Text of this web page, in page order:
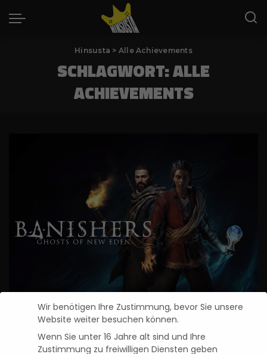
Hinsusta > Alle Achievements
SCHLAGWORT:ALLE
ACHIEVEMENTS
Banishers: Ghosts of New Eden
Trophäen Leitfaden
Wir benötigen Ihre Zustimmung, bevor Sie unsere
Website weiter besuchen können.
Wenn Sie unter 16 Jahre alt sind und Ihre
Zustimmung zu freiwilligen Diensten geben